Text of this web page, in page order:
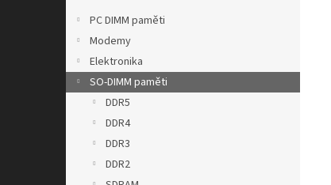
PC DIMM paměti
Modemy
Elektronika
SO-DIMM paměti
DDR5
DDR4
DDR3
DDR2